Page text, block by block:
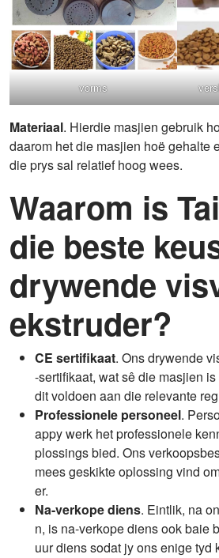
vorms
Materiaal. Hierdie masjien gebruik
daarom het die masjien hoë gehalte
die prys sal relatief hoog wees.
Waarom is
die beste
drywende
ekstruder?
CE sertifikaat. Ons drywende
-sertifikaat, wat sê die masjien
dit voldoen aan die relevante
Professionele personeel.
appy werk het professionele
plossings bied. Ons
mees geskikte oplossing vind
er.
Na-verkope diens. Eintlik, na
n, is na-verkope diens ook baie
uur diens sodat jy ons enige tyd